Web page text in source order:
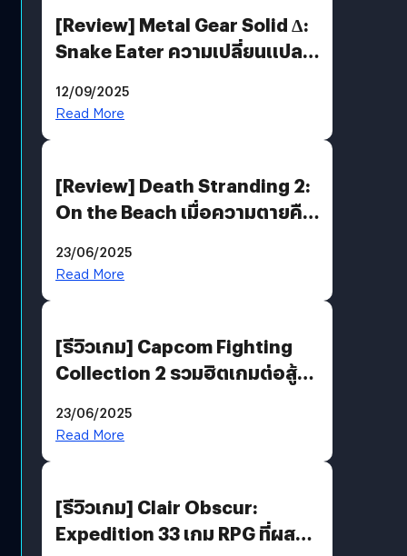
[Review] Metal Gear Solid Δ:
Snake Eater ความเปลี่ยนแปลง
12/09/2025
Read More
[Review] Death Stranding 2:
On the Beach เมื่อความตายคือ
พันธะสุดท้ายของมนุษย์
23/06/2025
Read More
[รีวิวเกม] Capcom Fighting
Collection 2 รวมฮิตเกมต่อสู้ใน
23/06/2025
Read More
[รีวิวเกม] Clair Obscur:
Expedition 33 เกม RPG ที่ผสาน